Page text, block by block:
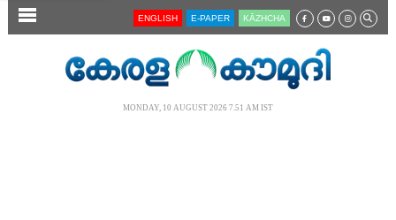
SECTIONS ENGLISH E-PAPER KĀZHCHA
MONDAY, 10 AUGUST 2026 7.51 AM IST